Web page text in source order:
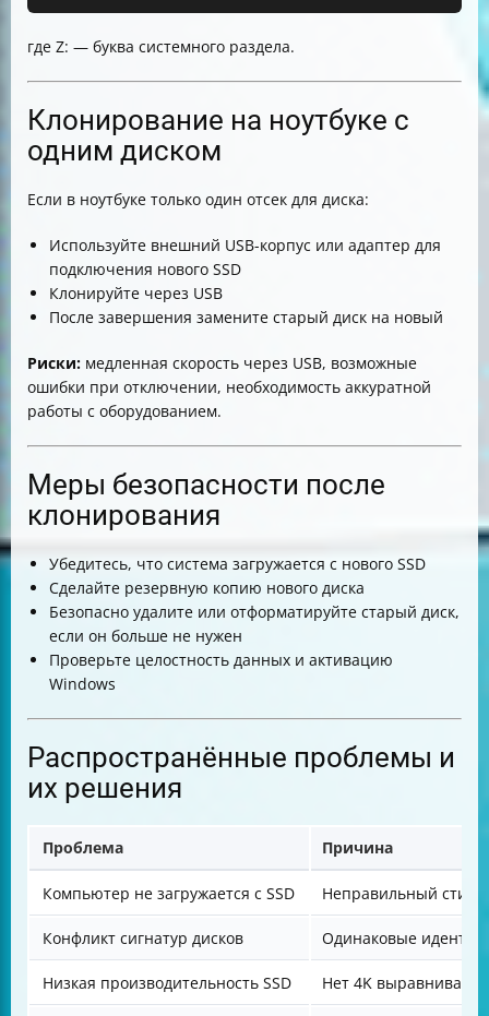
где Z: — буква системного раздела.
Клонирование на ноутбуке с
одним диском
Если в ноутбуке только один отсек для диска:
Используйте внешний USB-корпус или адаптер для
подключения нового SSD
Клонируйте через USB
После завершения замените старый диск на новый
Риски: медленная скорость через USB, возможные
ошибки при отключении, необходимость аккуратной
работы с оборудованием.
Меры безопасности после
клонирования
Убедитесь, что система загружается с нового SSD
Сделайте резервную копию нового диска
Безопасно удалите или отформатируйте старый диск,
если он больше не нужен
Проверьте целостность данных и активацию
Windows
Распространённые проблемы и
их решения
Проблема Причина
Компьютер не загружается с SSD Неправильный стиль
Конфликт сигнатур дисков Одинаковые
Низкая производительность SSD Нет 4K выравнивания